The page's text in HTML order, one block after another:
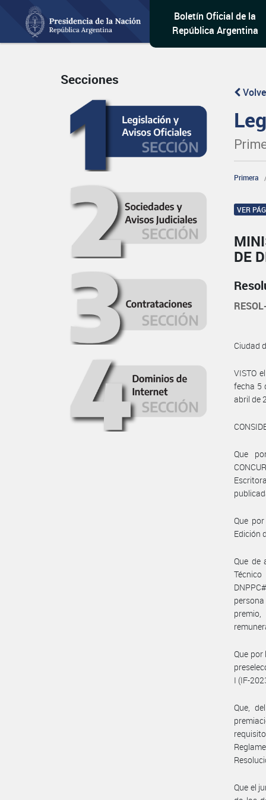
Boletín Oficial de la
República Argentina
Secciones
Primera
VER
DE
Ciudad
VISTO
fecha 5
abril de
Que
Que
Edición
Que de
Que por
I (IF-
Que,
Que el